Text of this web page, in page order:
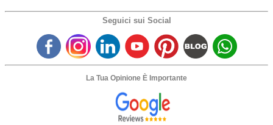
Seguici sui Social
La Tua Opinione È Importante